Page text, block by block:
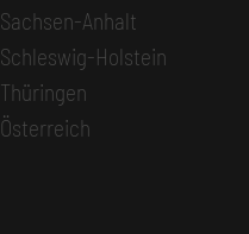
Sachsen-Anhalt
Schleswig-Holstein
Thüringen
Österreich